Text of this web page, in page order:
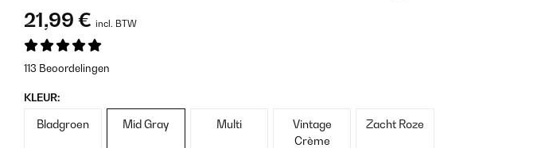
21,99 € incl. BTW
113 Beoordelingen
KLEUR:
Bladgroen Mid Gray Multi
Vintage
Crème
Zacht Roze